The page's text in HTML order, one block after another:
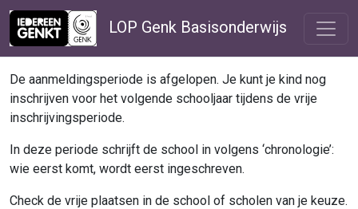
LOP Genk Basisonderwijs
De aanmeldingsperiode is afgelopen. Je kunt je kind nog
inschrijven voor het volgende schooljaar tijdens de vrije
inschrijvingsperiode.
In deze periode schrijft de school in volgens ‘chronologie’:
wie eerst komt, wordt eerst ingeschreven.
Check de vrije plaatsen in de school of scholen van je keuze.